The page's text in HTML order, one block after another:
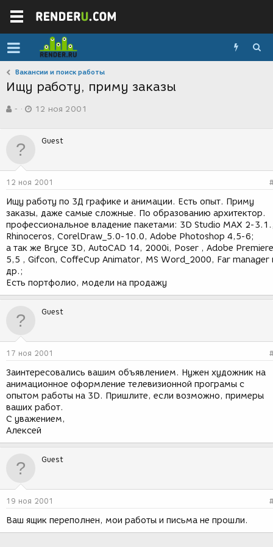
Вакансии и поиск работы
Ищу работу, приму заказы
в
р
м
-
а
д
н
и
я
12 ноя 2001
Guest
12 ноя 2001
Ищу работу по 3Д графике и анимации. Есть опыт. Приму
заказы, даже самые сложные. По образованию архитектор.
профессиональное владение пакетами: 3D Studio MAX 2-
Rhinoceros, CorelDraw_5.0-10.0, Adobe Photoshop 4,5-6;
а так же Bryce 3D, AutoCAD 14, 2000i, Poser , Adobe Premiere
5,5 , Gifcon, CoffeСup Animator, MS Word_2000, Far manager
др.;
Есть портфолио, модели на продажу
Guest
17 ноя 2001
Заинтересовались вашим объявлением. Нужен художник на
анимационное оформление телевизионной програмы с
опытом работы на 3D. Пришлите, если возможно, примеры
ваших работ.
С уважением,
Алексей
Guest
19 ноя 2001
Ваш ящик переполнен, мои работы и письма не прошли.